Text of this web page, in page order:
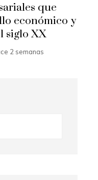
que
económico y
siglo XX
2 semanas